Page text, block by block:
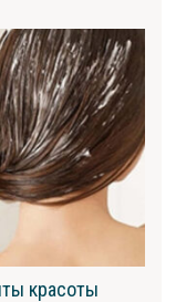
красоты